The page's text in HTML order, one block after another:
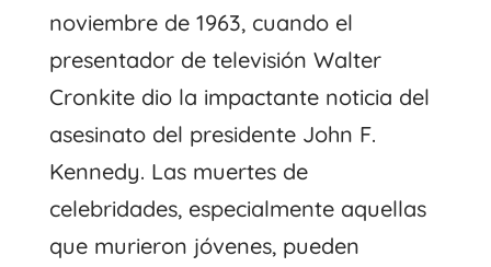
noviembre de 1963, cuando el
presentador de televisión Walter
Cronkite dio la impactante noticia del
asesinato del presidente John F.
Kennedy. Las muertes de
celebridades, especialmente aquellas
que murieron jóvenes, pueden